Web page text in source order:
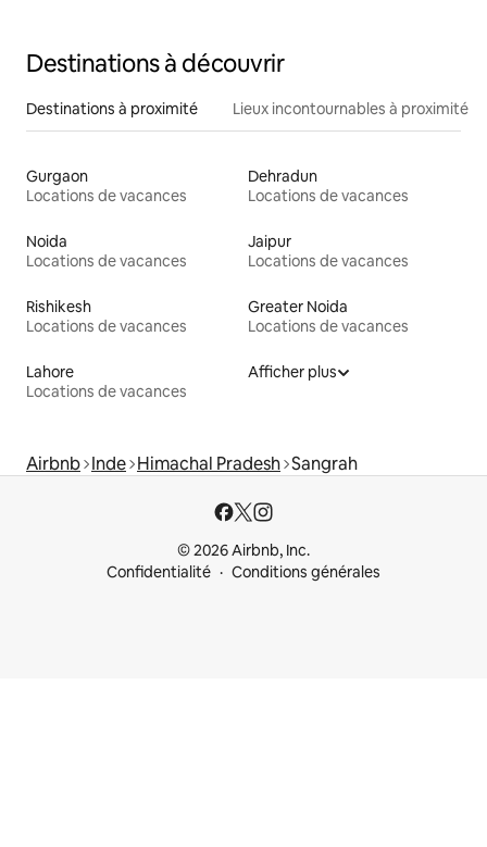
Destinations à découvrir
Destinations à proximité Lieux incontournables à proximité
Gurgaon
Locations de vacances
Dehradun
Locations de vacances
Noida
Locations de vacances
Jaipur
Locations de vacances
Rishikesh
Locations de vacances
Greater Noida
Locations de vacances
Lahore
Locations de vacances
Afficher plus
Airbnb Inde Himachal Pradesh Sangrah
© 2026 Airbnb, Inc.
Confidentialité
Conditions générales